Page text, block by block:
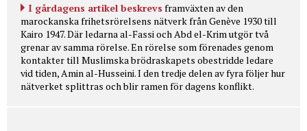
I gårdagens artikel beskrevs framväxten av den
marockanska frihetsrörelsens nätverk från Genève 1930 till
Kairo 1947. Där ledarna al-Fassi och Abd el-Krim utgör två
grenar av samma rörelse. En rörelse som förenades genom
kontakter till Muslimska brödraskapets obestridde ledare
vid tiden, Amin al-Husseini. I den tredje delen av fyra följer hur
nätverket splittras och blir ramen för dagens konflikt.